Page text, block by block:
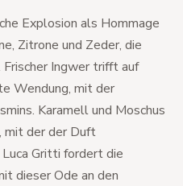
Explosion als Hommage
Zitrone und Zeder, die
Ingwer trifft auf
Wendung, mit der
Karamell und Moschus
mit der der Duft
Gritti fordert die
dieser Ode an den